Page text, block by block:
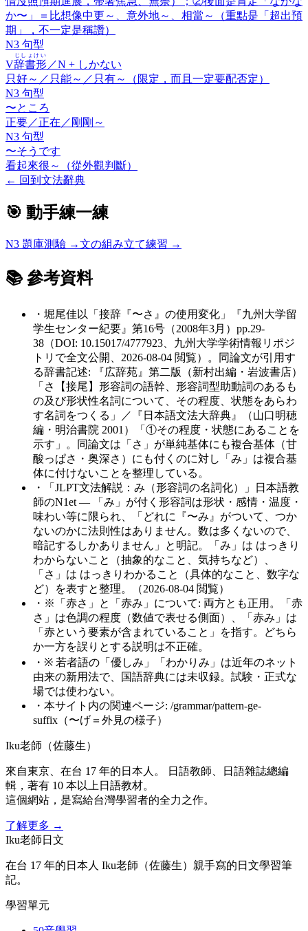
か〜」＝比想像中更～、意外地～、相當～（重點是「超出預
期」，不一定是稱讚）
N3 句型
V辞書形
じしょけい
／N + しかない
只好～／只能～／只有～（限定，而且一定要配否定）
N3 句型
〜ところ
正要／正在／剛剛～
N3 句型
〜そうです
看起來很～（從外觀判斷）
← 回到文法辭典
🎯 動手練一練
N3 題庫測驗 →文の組み立て練習 →
📚 參考資料
・ 堀尾佳以「接辞『〜さ』の使用変化」『九州大学留
学生センター紀要』第16号（2008年3月）pp.29-
38（DOI: 10.15017/4777923、九州大学学術情報リポジ
トリで全文公開、2026-08-04 閲覧）。同論文が引用す
る辞書記述: 『広辞苑』第二版（新村出編・岩波書店）
「さ【接尾】形容詞の語幹、形容詞型助動詞のあるも
の及び形状性名詞について、その程度、状態をあらわ
す名詞をつくる」／『日本語文法大辞典』（山口明穂
編・明治書院 2001）「①その程度・状態にあることを
示す」。同論文は「さ」が単純基体にも複合基体（甘
酸っぱさ・奥深さ）にも付くのに対し「み」は複合基
体に付けないことを整理している。
・
「JLPT文法解説：み（形容詞の名詞化）」日本語教
師のN1et — 「み」が付く形容詞は形状・感情・温度・
味わい等に限られ、「どれに『〜み』がついて、つか
ないのかに法則性はありません。数は多くないので、
暗記するしかありません」と明記。「み」は はっきり
わからないこと（抽象的なこと、気持ちなど）、
「さ」は はっきりわかること（具体的なこと、数字な
ど）を表すと整理。（2026-08-04 閲覧）
・ ※「赤さ」と「赤み」について: 両方とも正用。「赤
さ」は色調の程度（数値で表せる側面）、「赤み」は
「赤という要素が含まれていること」を指す。どちら
か一方を誤りとする説明は不正確。
・ ※ 若者語の「優しみ」「わかりみ」は近年のネット
由来の新用法で、国語辞典には未収録。試験・正式な
場では使わない。
・ 本サイト内の関連ページ: /grammar/pattern-ge-
suffix（〜げ＝外見の様子）
Iku老師（佐藤生）
來自東京、在台 17 年的日本人。 日語教師、日語雜誌總編
輯，著有 10 本以上日語教材。
這個網站，是寫給台灣學習者的全力之作。
了解更多 →
Iku老師日文
在台 17 年的日本人 Iku老師（佐藤生）親手寫的日文學習筆
記。
學習單元